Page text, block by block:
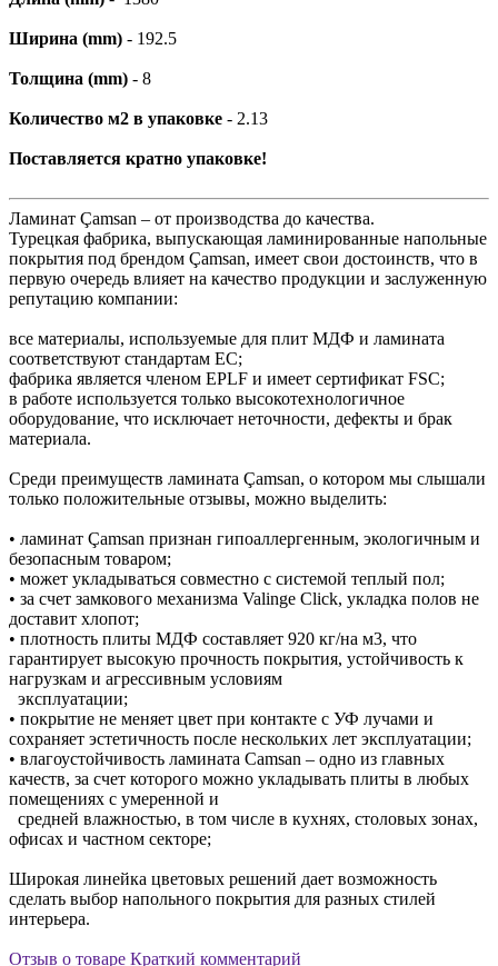
Ширина (mm) - 192.5
Толщина (mm) - 8
Количество м2 в упаковке - 2.13
Поставляется кратно упаковке!
Ламинат Çamsan – от производства до качества.
Турецкая фабрика, выпускающая ламинированные напольные
покрытия под брендом Çamsan, имеет свои достоинств, что в
первую очередь влияет на качество продукции и заслуженную
репутацию компании:
все материалы, используемые для плит МДФ и ламината
соответствуют стандартам ЕС;
фабрика является членом EPLF и имеет сертификат FSC;
в работе используется только высокотехнологичное
оборудование, что исключает неточности, дефекты и брак
материала.
Среди преимуществ ламината Çamsan, о котором мы слышали
только положительные отзывы, можно выделить:
• ламинат Çamsan признан гипоаллергенным, экологичным и
безопасным товаром;
• может укладываться совместно с системой теплый пол;
• за счет замкового механизма Valinge Click, укладка полов не
доставит хлопот;
• плотность плиты МДФ составляет 920 кг/на м3, что
гарантирует высокую прочность покрытия, устойчивость к
нагрузкам и агрессивным условиям
эксплуатации;
• покрытие не меняет цвет при контакте с УФ лучами и
сохраняет эстетичность после нескольких лет эксплуатации;
• влагоустойчивость ламината Camsan – одно из главных
качеств, за счет которого можно укладывать плиты в любых
помещениях с умеренной и
средней влажностью, в том числе в кухнях, столовых зонах,
офисах и частном секторе;
Широкая линейка цветовых решений дает возможность
сделать выбор напольного покрытия для разных стилей
интерьера.
Отзыв о товаре Краткий комментарий